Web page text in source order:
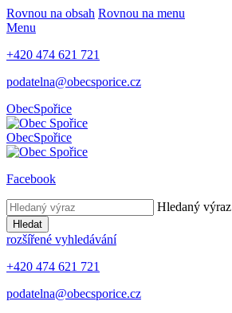
Rovnou na obsah Rovnou na menu
Menu
+420 474 621 721
podatelna@obecsporice.cz
ObecSpořice
ObecSpořice
Facebook
Hledaný výraz
Hledat
rozšířené vyhledávání
+420 474 621 721
podatelna@obecsporice.cz